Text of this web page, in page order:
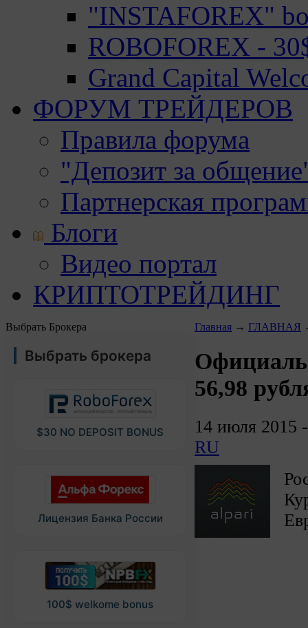
"INSTAFOREX"
ROBOFOREX -
Grand Capital
ФОРУМ ТРЕЙДЕРОВ
Правила форума
"Депозит за
Партнерская
Блоги
Видео портал
КРИПТОТРЕЙДИНГ
Выбрать Брокера
Выбрать брокера
$30 NO DEPOSIT BONUS
Лицензия Банка России
100$ welkome bonus
Главная → ГЛАВНАЯ
56,98
14 июля 2015
RU